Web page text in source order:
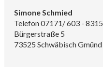
Simone Schmied
Telefon 07171/ 603 - 8315
Bürgerstraße 5
73525 Schwäbisch Gmünd